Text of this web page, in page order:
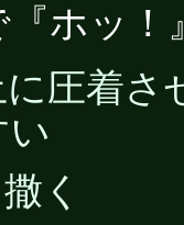
ホッ！
圧着
い
く